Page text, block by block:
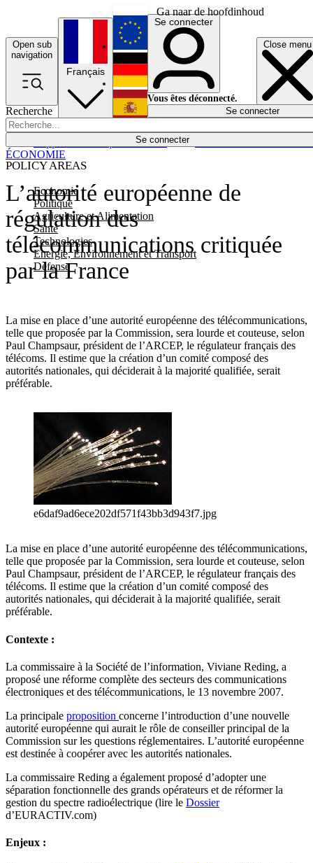
Ga naar de hoofdinhoud
Open sub
navigation
Close menu
Recherche
Se connecter
POLICY AREAS
Economie
Politique
Agriculture et Alimentation
Santé
Technologies
Energie, Environnement et Transport
Défense
Économie
Français
English
Deutsch
Español
Se connecter
Vous êtes déconnecté.
Se connecter
L’autorité européenne de
régulation des
télécommunications critiquée
par la France
La mise en place d’une autorité européenne des télécommunications,
telle que proposée par la Commission, sera lourde et couteuse, selon
Paul Champsaur, président de l’ARCEP, le régulateur français des
télécoms. Il estime que la création d’un comité composé des
autorités nationales, qui déciderait à la majorité qualifiée, serait
préférable.
ÉCONOMIE
e6daf9ad6ece202df571f43bb3d943f7.jpg
La mise en place d’une autorité européenne des télécommunications,
telle que proposée par la Commission, sera lourde et couteuse, selon
Paul Champsaur, président de l’ARCEP, le régulateur français des
télécoms. Il estime que la création d’un comité composé des
autorités nationales, qui déciderait à la majorité qualifiée, serait
préférable.
Contexte :
La commissaire à la Société de l’information, Viviane Reding, a
proposé une réforme complète des secteurs des communications
électroniques et des télécommunications, le 13 novembre 2007.
La principale proposition concerne l’introduction d’une nouvelle
autorité européenne qui aurait le rôle de conseiller principal de la
Commission sur les questions réglementaires. L’autorité européenne
est destinée à coopérer avec les autorités nationales.
La commissaire Reding a également proposé d’adopter une
séparation fonctionnelle des grands opérateurs et de réformer la
gestion du spectre radioélectrique (lire le Dossier
d’EURACTIV.com)
Enjeux :